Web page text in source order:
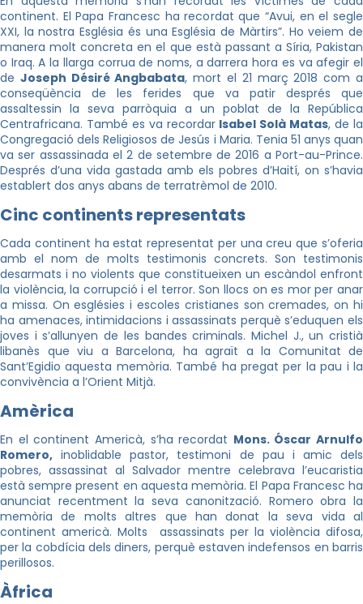
continent. El Papa Francesc ha recordat que “Avui, en el segle
XXI, la nostra Església és una Església de Màrtirs”. Ho veiem de
manera molt concreta en el que està passant a Síria, Pakistan
o Iraq. A la llarga corrua de noms, a darrera hora es va afegir el
de Joseph Désiré Angbabata, mort el 21 març 2018 com a
conseqüència de les ferides que va patir després que
assaltessin la seva parròquia a un poblat de la República
Centrafricana. També es va recordar Isabel Solà Matas, de la
Congregació dels Religiosos de Jesús i Maria. Tenia 51 anys quan
va ser assassinada el 2 de setembre de 2016 a Port-au-Prince.
Després d’una vida gastada amb els pobres d’Haití, on s’havia
establert dos anys abans de terratrèmol de 2010.
Cinc continents representats
Cada continent ha estat representat per una creu que s’oferia
amb el nom de molts testimonis concrets. Son testimonis
desarmats i no violents que constitueixen un escàndol enfront
la violència, la corrupció i el terror. Son llocs on es mor per anar
a missa. On esglésies i escoles cristianes son cremades, on hi
ha amenaces, intimidacions i assassinats perquè s’eduquen els
joves i s’allunyen de les bandes criminals. Michel J., un cristià
libanès que viu a Barcelona, ha agraït a la Comunitat de
Sant’Egidio aquesta memòria. També ha pregat per la pau i la
convivència a l’Orient Mitjà.
Amèrica
En el continent Americà, s’ha recordat Mons. Óscar Arnulfo
Romero, inoblidable pastor, testimoni de pau i amic dels
pobres, assassinat al Salvador mentre celebrava l’eucaristia
està sempre present en aquesta memòria. El Papa Francesc ha
anunciat recentment la seva canonització. Romero obra la
memòria de molts altres que han donat la seva vida al
continent americà. Molts assassinats per la violència difosa,
per la cobdícia dels diners, perquè estaven indefensos en barris
perillosos.
Àfrica